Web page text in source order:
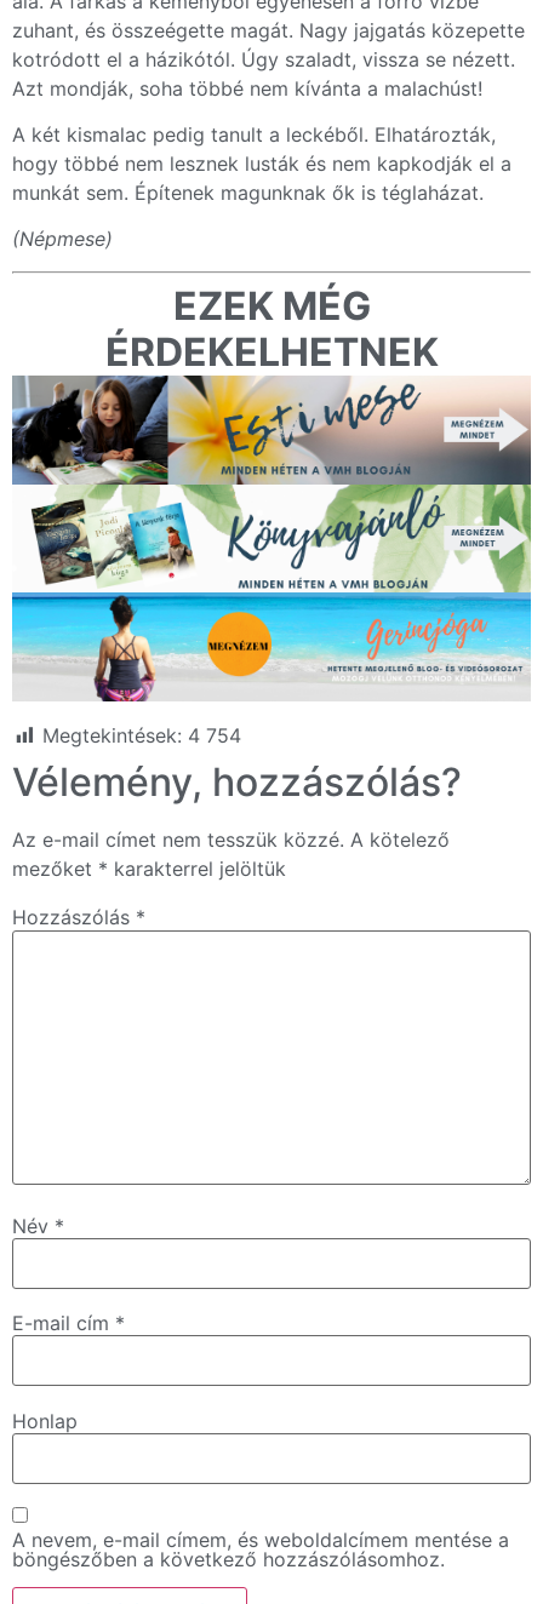
zuhant, és összeégette magát. Nagy jajgatás közepette
kotródott el a házikótól. Úgy szaladt, vissza se nézett.
Azt mondják, soha többé nem kívánta a malachúst!
A két kismalac pedig tanult a leckéből. Elhatározták,
hogy többé nem lesznek lusták és nem kapkodják el a
munkát sem. Építenek magunknak ők is téglaházat.
(Népmese)
EZEK MÉG
ÉRDEKELHETNEK
Megtekintések: 4 754
Vélemény, hozzászólás?
Az e-mail címet nem tesszük közzé. A kötelező
mezőket * karakterrel jelöltük
Hozzászólás *
Név *
E-mail cím *
Honlap
A nevem, e-mail címem, és weboldalcímem mentése a
böngészőben a következő hozzászólásomhoz.